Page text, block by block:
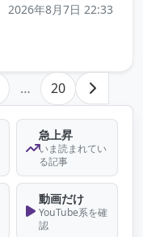
2026年8月7日 22:33
… 20
急上昇
いま読まれてい
る記事
動画だけ
YouTube系を確
認